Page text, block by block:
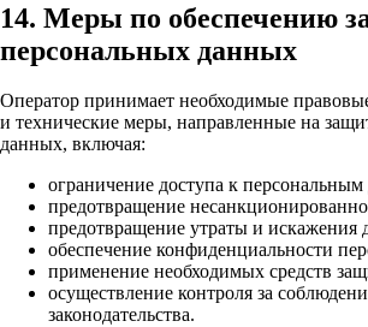
14. Меры по обеспечению
персональных данных
Оператор принимает необходимые
и технические меры, направленные на
данных, включая:
ограничение доступа к
предотвращение
предотвращение утраты и искажения
обеспечение конфиденциальности
применение необходимых средств
осуществление контроля за
законодательства.